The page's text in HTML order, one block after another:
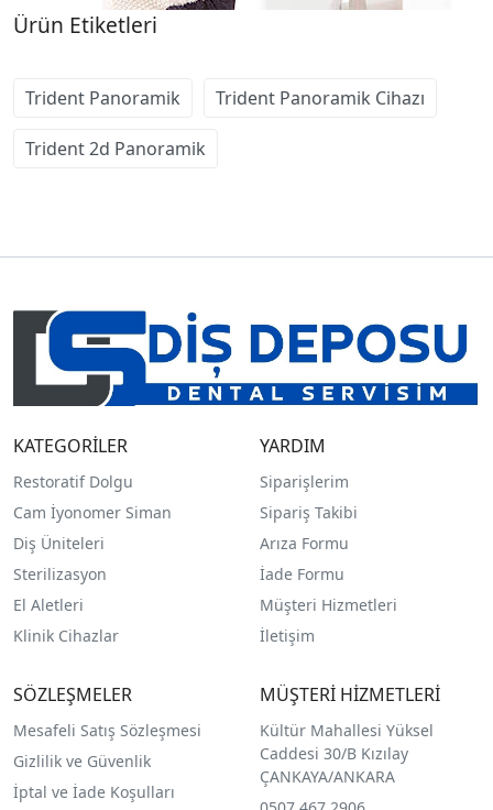
Ürün Etiketleri
Trident Panoramik Trident Panoramik Cihazı
Trident 2d Panoramik
KATEGORİLER
Restoratif Dolgu
Cam İyonomer Siman
Diş Üniteleri
Sterilizasyon
El Aletleri
Klinik Cihazlar
YARDIM
Siparişlerim
Sipariş Takibi
Arıza Formu
İade Formu
Müşteri Hizmetleri
İletişim
SÖZLEŞMELER
Mesafeli Satış Sözleşmesi
Gizlilik ve Güvenlik
İptal ve İade Koşulları
MÜŞTERİ HİZMETLERİ
Kültür Mahallesi Yüksel
Caddesi 30/B Kızılay
ÇANKAYA/ANKARA